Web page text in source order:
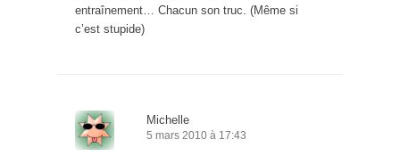
entraînement… Chacun son truc. (Même si
c’est stupide)
Michelle
5 mars 2010 à 17:43